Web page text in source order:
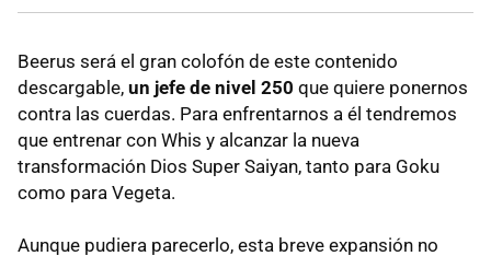
Beerus será el gran colofón de este contenido
descargable, un jefe de nivel 250 que quiere ponernos
contra las cuerdas. Para enfrentarnos a él tendremos
que entrenar con Whis y alcanzar la nueva
transformación Dios Super Saiyan, tanto para Goku
como para Vegeta.
Aunque pudiera parecerlo, esta breve expansión no